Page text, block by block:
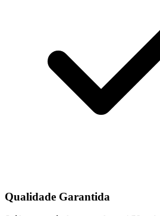
Qualidade Garantida